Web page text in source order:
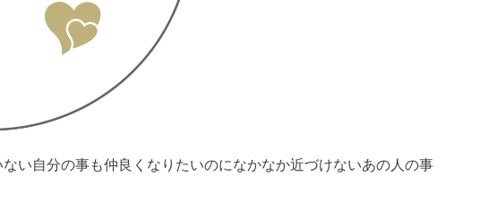
い自分の事も仲良くなりたいのになかなか近づけないあの人の事